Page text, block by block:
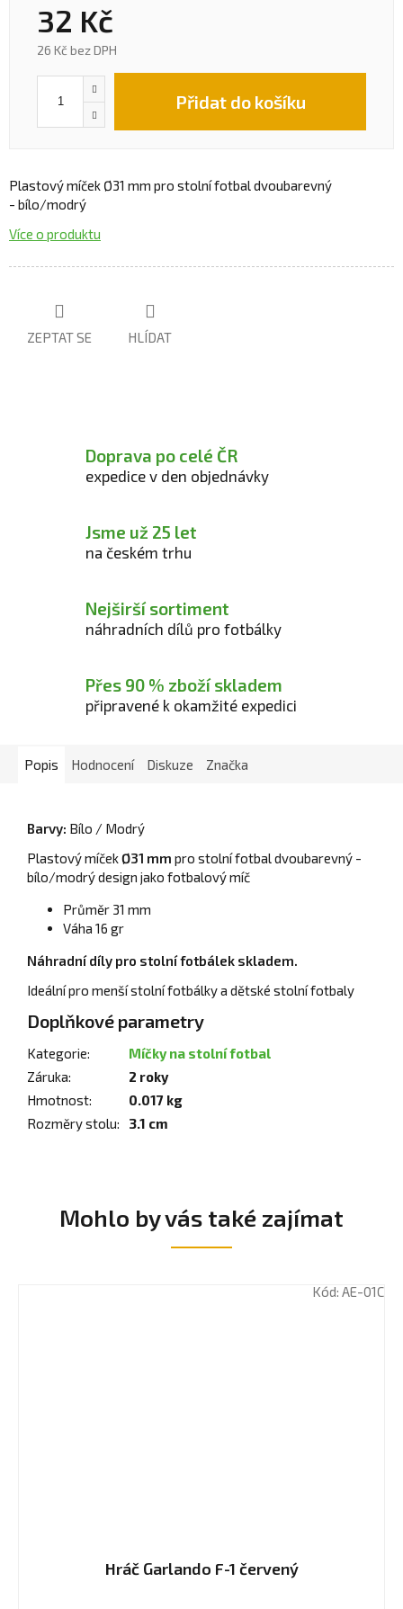
32 Kč
26 Kč bez DPH
Přidat do košíku
Plastový míček Ø31 mm pro stolní fotbal dvoubarevný
- bílo/modrý
Více o produktu
ZEPTAT SE HLÍDAT
Doprava po celé ČR
expedice v den objednávky
Jsme už 25 let
na českém trhu
Nejširší sortiment
náhradních dílů pro fotbálky
Přes 90 % zboží skladem
připravené k okamžité expedici
Popis Hodnocení Diskuze Značka
Barvy: Bílo / Modrý
Plastový míčekØ31 mm pro stolní fotbal dvoubarevný -
bílo/modrý design jako fotbalový míč
Průměr 31 mm
Váha 16 gr
Náhradní díly pro stolní fotbálek skladem.
Ideální pro menší stolní fotbálky a dětské stolní fotbaly
Doplňkové parametry
Kategorie:
Míčky na stolní fotbal
Záruka:
2 roky
Hmotnost:
0.017 kg
Rozměry stolu: 3.1 cm
Mohlo by vás také zajímat
Hráč Garlando F-1 červený
Kód: AE-01C